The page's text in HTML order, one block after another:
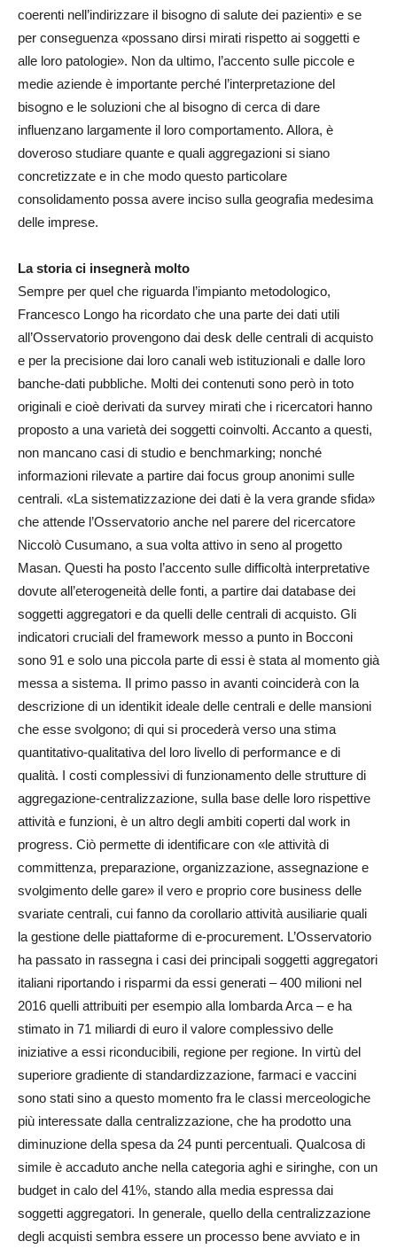
coerenti nell’indirizzare il bisogno di salute dei pazienti» e se
per conseguenza «possano dirsi mirati rispetto ai soggetti e
alle loro patologie». Non da ultimo, l’accento sulle piccole e
medie aziende è importante perché l’interpretazione del
bisogno e le soluzioni che al bisogno di cerca di dare
influenzano largamente il loro comportamento. Allora, è
doveroso studiare quante e quali aggregazioni si siano
concretizzate e in che modo questo particolare
consolidamento possa avere inciso sulla geografia medesima
delle imprese.
La storia ci insegnerà molto
Sempre per quel che riguarda l’impianto metodologico,
Francesco Longo ha ricordato che una parte dei dati utili
all’Osservatorio provengono dai desk delle centrali di acquisto
e per la precisione dai loro canali web istituzionali e dalle loro
banche-dati pubbliche. Molti dei contenuti sono però in toto
originali e cioè derivati da survey mirati che i ricercatori hanno
proposto a una varietà dei soggetti coinvolti. Accanto a questi,
non mancano casi di studio e benchmarking; nonché
informazioni rilevate a partire dai focus group anonimi sulle
centrali. «La sistematizzazione dei dati è la vera grande sfida»
che attende l’Osservatorio anche nel parere del ricercatore
Niccolò Cusumano, a sua volta attivo in seno al progetto
Masan. Questi ha posto l’accento sulle difficoltà interpretative
dovute all’eterogeneità delle fonti, a partire dai database dei
soggetti aggregatori e da quelli delle centrali di acquisto. Gli
indicatori cruciali del framework messo a punto in Bocconi
sono 91 e solo una piccola parte di essi è stata al momento già
messa a sistema. Il primo passo in avanti coinciderà con la
descrizione di un identikit ideale delle centrali e delle mansioni
che esse svolgono; di qui si procederà verso una stima
quantitativo-qualitativa del loro livello di performance e di
qualità. I costi complessivi di funzionamento delle strutture di
aggregazione-centralizzazione, sulla base delle loro rispettive
attività e funzioni, è un altro degli ambiti coperti dal work in
progress. Ciò permette di identificare con «le attività di
committenza, preparazione, organizzazione, assegnazione e
svolgimento delle gare» il vero e proprio core business delle
svariate centrali, cui fanno da corollario attività ausiliarie quali
la gestione delle piattaforme di e-procurement. L’Osservatorio
ha passato in rassegna i casi dei principali soggetti aggregatori
italiani riportando i risparmi da essi generati – 400 milioni nel
2016 quelli attribuiti per esempio alla lombarda Arca – e ha
stimato in 71 miliardi di euro il valore complessivo delle
iniziative a essi riconducibili, regione per regione. In virtù del
superiore gradiente di standardizzazione, farmaci e vaccini
sono stati sino a questo momento fra le classi merceologiche
più interessate dalla centralizzazione, che ha prodotto una
diminuzione della spesa da 24 punti percentuali. Qualcosa di
simile è accaduto anche nella categoria aghi e siringhe, con un
budget in calo del 41%, stando alla media espressa dai
soggetti aggregatori. In generale, quello della centralizzazione
degli acquisti sembra essere un processo bene avviato e in